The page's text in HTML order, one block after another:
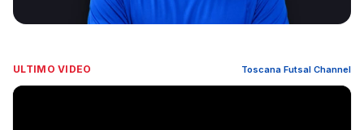
ULTIMO VIDEO Toscana Futsal Channel